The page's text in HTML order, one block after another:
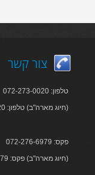
צור קשר
טלפון: 072-273-0020
+972 (0) 72-273-0020 :חיוג מארה"ב) טלפון)
פקס: 072-276-6979
+972 (0) 72-276-6979 :חיוג מארה"ב) פקס)